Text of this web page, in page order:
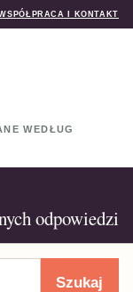
I KONTAKT
WEDŁUG
odpowiedzi
Szukaj